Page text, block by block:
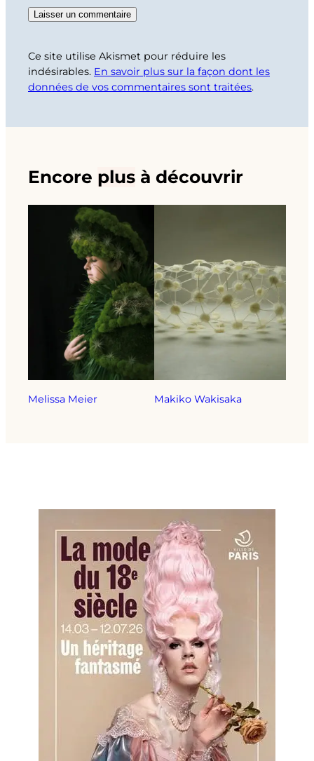
Ce site utilise Akismet pour réduire les
indésirables. En savoir plus sur la façon dont les
données de vos commentaires sont traitées.
Encore plus à découvrir
Melissa Meier Makiko Wakisaka